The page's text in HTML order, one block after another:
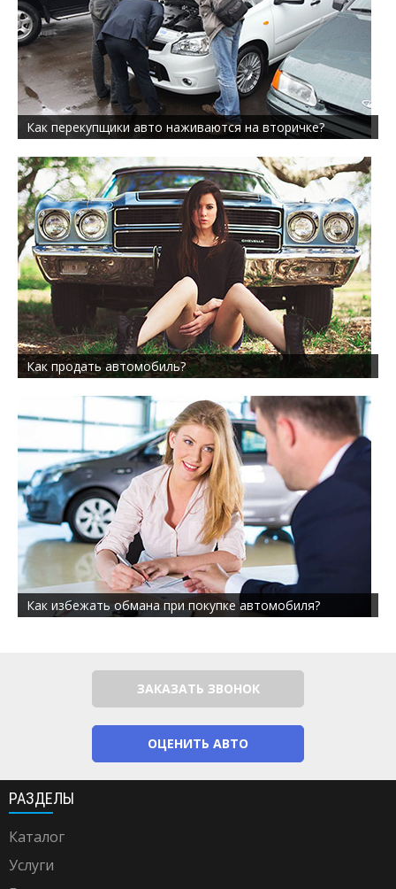
Как перекупщики авто наживаются на вторичке?
Как продать автомобиль?
Как избежать обмана при покупке автомобиля?
ЗАКАЗАТЬ ЗВОНОК
ОЦЕНИТЬ АВТО
РАЗДЕЛЫ
Каталог
Услуги